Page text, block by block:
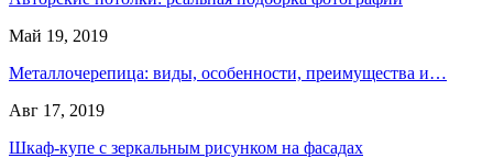
Май 19, 2019
Металлочерепица: виды, особенности, преимущества и…
Авг 17, 2019
Шкаф-купе с зеркальным рисунком на фасадах